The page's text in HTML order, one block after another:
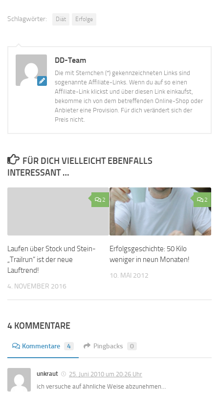
Schlagwörter: Diät Erfolge
DD-Team
Die mit Sternchen (*) gekennzeichneten Links sind
sogenannte Affiliate-Links. Wenn du auf so einen
Affiliate-Link klickst und über diesen Link einkaufst,
bekomme ich von dem betreffenden Online-Shop oder
Anbieter eine Provision. Für dich verändert sich der
Preis nicht.
FÜR DICH VIELLEICHT EBENFALLS
INTERESSANT …
2
Laufen über Stock und Stein-
„Trailrun“ ist der neue
Lauftrend!
4. NOVEMBER 2016
2
Erfolgsgeschichte: 50 Kilo
weniger in neun Monaten!
10. MAI 2012
4 KOMMENTARE
Kommentare 4 Pingbacks 0
unkraut
25. Juni 2010 um 20:26 Uhr
ich versuche auf ähnliche Weise abzunehmen…